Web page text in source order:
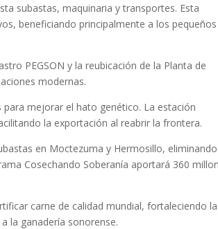
subastas, maquinaria y transportes. Esta
beneficiando principalmente a los pequeños
PEGSON y la reubicación de la Planta de
modernas.
mejorar el hato genético. La estación
la exportación al reabrir la frontera.
en Moctezuma y Hermosillo, eliminando
Cosechando Soberanía aportará 360
carne de calidad mundial, fortaleciendo la
la ganadería sonorense.